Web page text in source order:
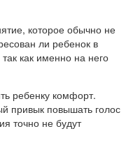
которое обычно не
ли ребенок в
как именно на него
ребенку комфорт.
привык повышать голос
точно не будут